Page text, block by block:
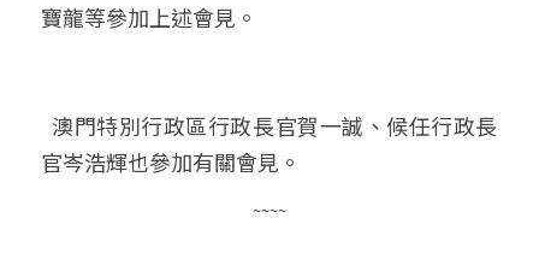
寶龍等參加上述會見。
官岑浩輝也參加有關會見。
~~~~